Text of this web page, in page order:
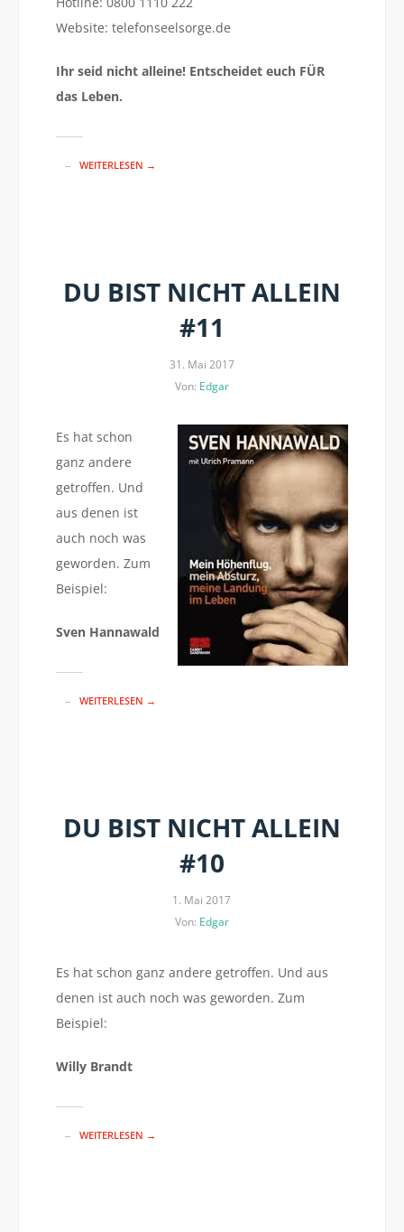
Website: telefonseelsorge.de
Ihr seid nicht alleine! Entscheidet euch FÜR
das Leben.
WEITERLESEN →
DU BIST NICHT ALLEIN
#11
31. Mai 2017
Von: Edgar
Es hat schon
ganz andere
getroffen. Und
aus denen ist
auch noch was
geworden. Zum
Beispiel:
Sven Hannawald
WEITERLESEN →
DU BIST NICHT ALLEIN
#10
1. Mai 2017
Von: Edgar
Es hat schon ganz andere getroffen. Und aus
denen ist auch noch was geworden. Zum
Beispiel:
Willy Brandt
WEITERLESEN →